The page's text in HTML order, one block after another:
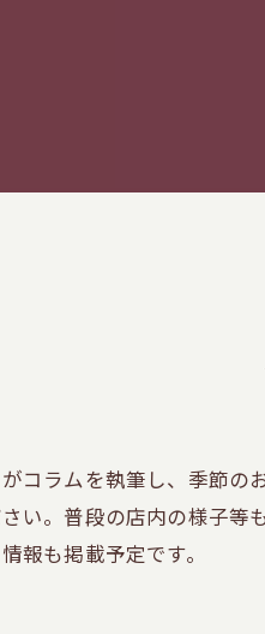
コラムを執筆し、季節の
い。普段の店内の様子等
報も掲載予定です。